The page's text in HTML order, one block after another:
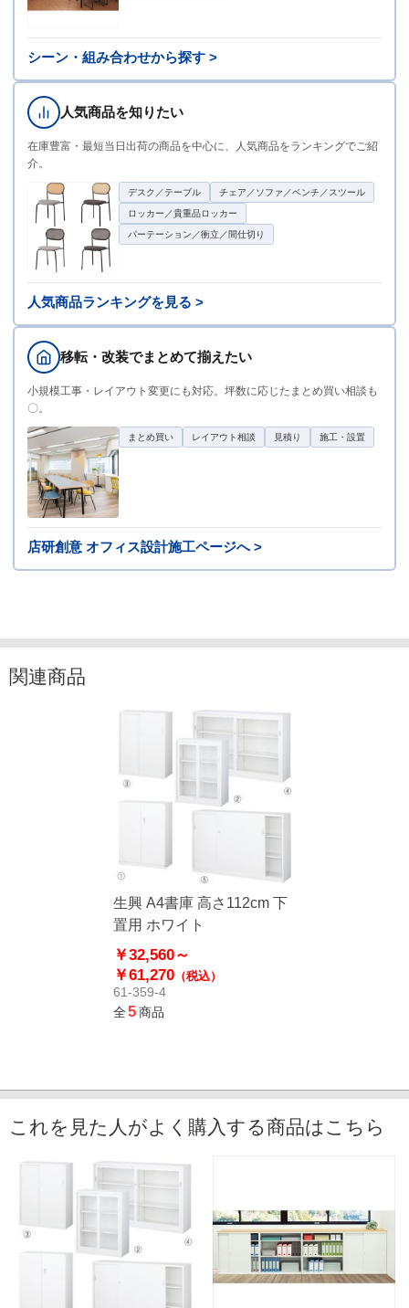
シーン・組み合わせから探す >
人気商品を知りたい
在庫豊富・最短当日出荷の商品を中心に、人気商品をランキングでご紹
介。
デスク／テーブル チェア／ソファ／ベンチ／スツール
ロッカー／貴重品ロッカー
パーテーション／衝立／間仕切り
人気商品ランキングを見る >
移転・改装でまとめて揃えたい
小規模工事・レイアウト変更にも対応。坪数に応じたまとめ買い相談も
〇。
まとめ買い レイアウト相談 見積り 施工・設置
店研創意 オフィス設計施工ページへ >
関連商品
生興 A4書庫 高さ112cm 下
置用 ホワイト
￥32,560～
￥61,270（税込）
61-359-4
全5商品
これを見た人がよく購入する商品はこちら